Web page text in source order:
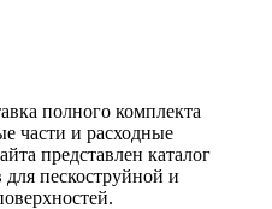
полного комплекта
части и расходные
представлен каталог
для пескоструйной и